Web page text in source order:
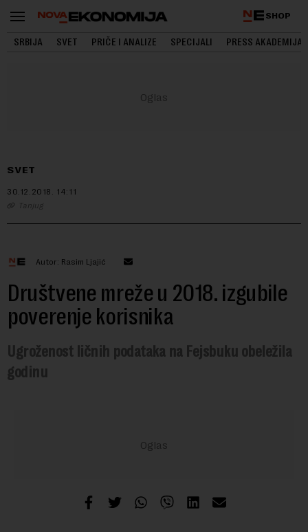
SHOP
SRBIJA SVET PRIČE I ANALIZE SPECIJALI PRESS AKADEMIJA
SVET
30.12.2018. 14:11
Tanjug
Autor: Rasim Ljajić
Društvene mreže u 2018. izgubile
poverenje korisnika
Ugroženost ličnih podataka na Fejsbuku obeležila
godinu